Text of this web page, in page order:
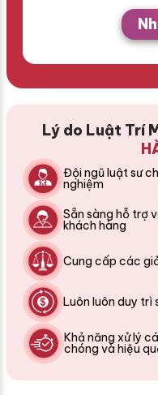
Lý do Luật Trí
Đội ngũ luật sư
nghiệm
Sẵn sàng hỗ trợ
khách hàng
Cung cấp các
Luôn luôn duy trì
Khả năng xử lý
chóng và hiệu